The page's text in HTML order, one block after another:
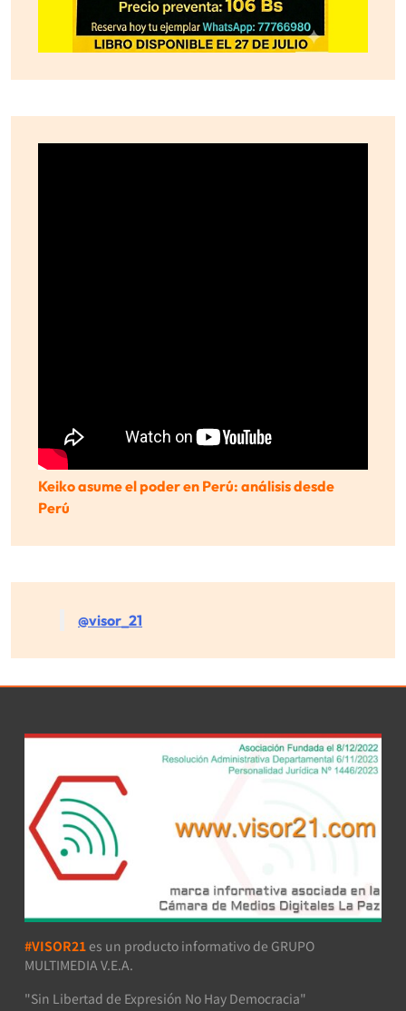
Keiko asume el poder en Perú: análisis desde
Perú
@visor_21
#VISOR21 es un producto informativo de GRUPO
MULTIMEDIA V.E.A.
"Sin Libertad de Expresión No Hay Democracia"